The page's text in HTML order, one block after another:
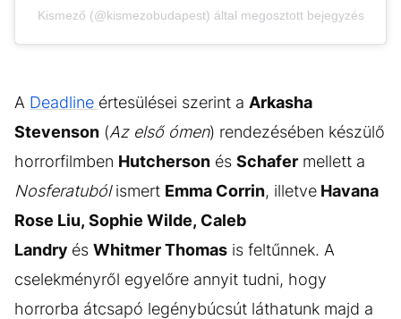
Kismező (@kismezobudapest) által megosztott bejegyzés
A Deadline értesülései szerint a Arkasha
Stevenson (Az első ómen) rendezésében készülő
horrorfilmben Hutcherson és Schafer mellett a
Nosferatubólismert Emma Corrin, illetve Havana
Rose Liu, Sophie Wilde, Caleb
Landry és Whitmer Thomas is feltűnnek. A
cselekményről egyelőre annyit tudni, hogy
horrorba átcsapó legénybúcsút láthatunk majd a